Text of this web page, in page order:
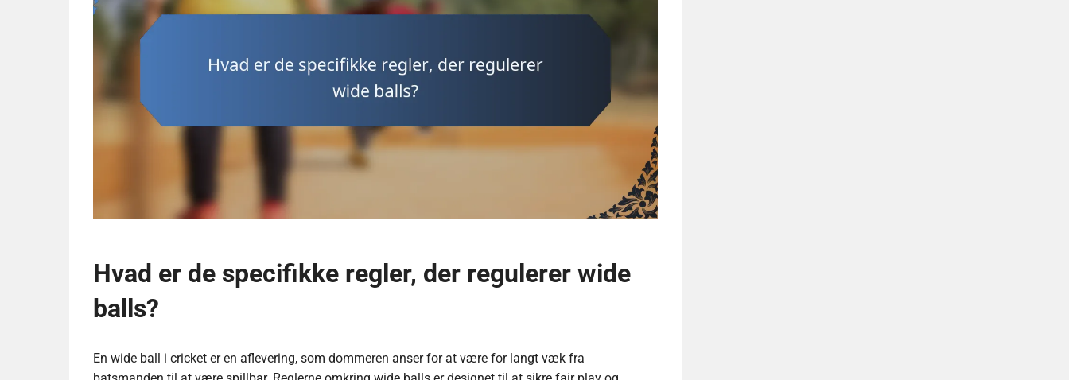
Hvad er de specifikke regler, der regulerer wide
balls?
En wide ball i cricket er en aflevering, som dommeren anser for at være for langt væk fra